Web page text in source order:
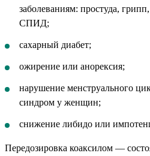
заболеваниям: простуда,
СПИД;
сахарный диабет;
ожирение или анорексия;
нарушение менструального
синдром у женщин;
снижение либидо или
Передозировка коаксилом —